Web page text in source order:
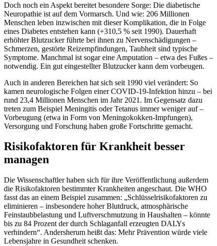
Doch noch ein Aspekt bereitet besondere Sorge: Die diabetische
Neuropathie ist auf dem Vormarsch. Und wie: 206 Millionen
Menschen leben inzwischen mit dieser Komplikation, die in Folge
eines Diabetes entstehen kann (+310,5 % seit 1990). Dauerhaft
erhöhter Blutzucker führte bei ihnen zu Nervenschädigungen –
Schmerzen, gestörte Reizempfindungen, Taubheit sind typische
Symptome. Manchmal ist sogar eine Amputation – etwa des Fußes –
notwendig. Ein gut eingestellter Blutzucker kann dem vorbeugen.
Auch in anderen Bereichen hat sich seit 1990 viel verändert: So
kamen neurologische Folgen einer COVID-19-Infektion hinzu – bei
rund 23,4 Millionen Menschen im Jahr 2021. Im Gegensatz dazu
treten zum Beispiel Meningitis oder Tetanus immer weniger auf –
Vorbeugung (etwa in Form von Meningokokken-Impfungen),
Versorgung und Forschung haben große Fortschritte gemacht.
Risikofaktoren für Krankheit besser
managen
Die Wissenschaftler haben sich für ihre Veröffentlichung außerdem
die Risikofaktoren bestimmter Krankheiten angeschaut. Die WHO
fasst das an einem Beispiel zusammen: „Schlüsselrisikofaktoren zu
eliminieren – insbesondere hoher Blutdruck, atmosphärische
Feinstaubbelastung und Luftverschmutzung in Haushalten – könnte
bis zu 84 Prozent der durch Schlaganfall erzeugten DALYs
verhindern“. Andersherum heißt das: Mehr Prävention würde viele
Lebensjahre in Gesundheit schenken.